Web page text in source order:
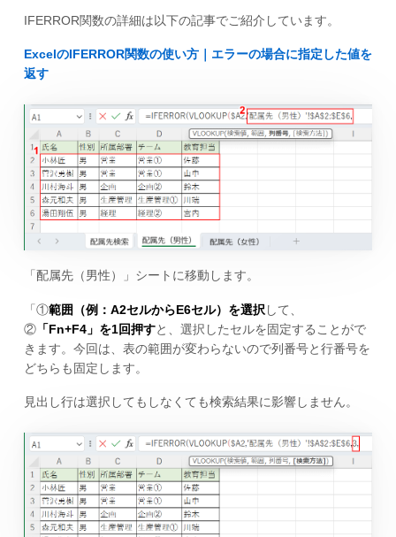
IFERROR関数の詳細は以下の記事でご紹介しています。
ExcelのIFERROR関数の使い方｜エラーの場合に指定した値を
返す
「配属先（男性）」シートに移動します。
「①範囲（例：A2セルからE6セル）を選択 して、
②「Fn+F4」を1回押すと、選択したセルを固定することがで
きます。今回は、表の範囲が変わらないので列番号と行番号を
どちらも固定します。
見出し行は選択してもしなくても検索結果に影響しません。